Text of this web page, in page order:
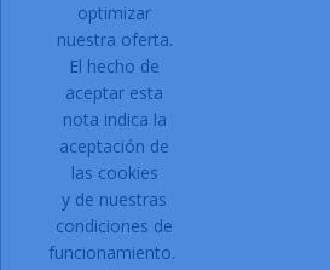
PRODUCTOS
NUESTRA EMPRESA
Contacto:
Dirección:C/ Can Gallart, 11
17430 Santa Coloma de Farners
Email:
optimizar
nuestra oferta.
El hecho de
aceptar esta
nota indica la
aceptación de
las cookies
y de nuestras
condiciones de
funcionamiento.